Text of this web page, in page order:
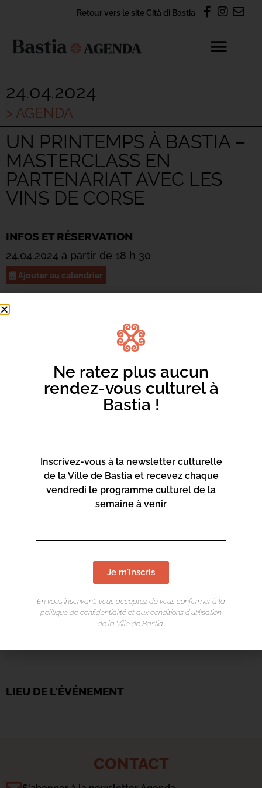
Retour vers le site Cità di Bastia
24.04.2024
> AGENDA
UN PRINTEMPS À BASTIA –
MASTERCLASS EN
PARTENARIAT AVEC LES
VINS DE CORSE
INFOS ET RÉSERVATION
24.04.2024 à partir de 18 h 30
Ajouter au calendrier
L’office de tourisme intercommunal de Bastia propose le
24 avril à 18h30 une masterclass en partenariat avec les
Vins de Corse afin d’appréhender les différents styles de
vins et les alliances culinaires.
-Tarif 30€ (Adultes uniquement)
-Places limitées, inscription obligatoire sur www.bastia-
tourisme.corsica ou au 04 95 54 20 49
LIEU DE L'ÉVÉNEMENT
CONTACT
Ne ratez plus aucun
rendez-vous culturel à
Bastia !
Inscrivez-vous à la newsletter culturelle
de la Ville de Bastia et recevez chaque
vendredi le programme culturel de la
semaine à venir
Je m'inscris
En vous inscrivant, vous acceptez de vous conformer à la
politique de confidentialité et aux conditions d’utilisation
de la Ville de Bastia.